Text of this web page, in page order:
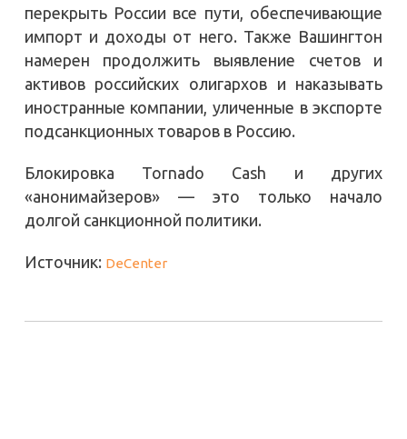
перекрыть России все пути, обеспечивающие
импорт и доходы от него. Также Вашингтон
намерен продолжить выявление счетов и
активов российских олигархов и наказывать
иностранные компании, уличенные в экспорте
подсанкционных товаров в Россию.
Блокировка Tornado Cash и других
«анонимайзеров» — это только начало
долгой санкционной политики.
Источник: DeCenter